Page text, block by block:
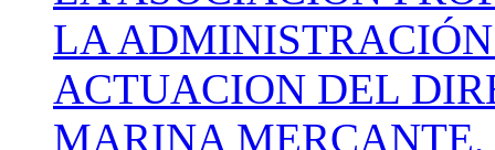
LA
ACTUACION DEL
MARINA